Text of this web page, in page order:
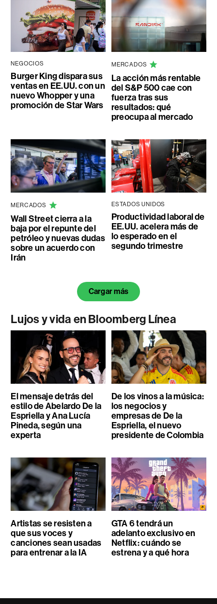
NEGOCIOS
Burger King dispara sus
ventas en EE.UU. con un
nuevo Whopper y una
promoción de Star Wars
MERCADOS
La acción más rentable
del S&P 500 cae con
fuerza tras sus
resultados: qué
preocupa al mercado
MERCADOS
Wall Street cierra a la
baja por el repunte del
petróleo y nuevas dudas
sobre un acuerdo con
Irán
ESTADOS UNIDOS
Productividad laboral de
EE.UU. acelera más de
lo esperado en el
segundo trimestre
Cargar más
Lujos y vida en Bloomberg Línea
El mensaje detrás del
estilo de Abelardo De la
Espriella y Ana Lucía
Pineda, según una
experta
De los vinos a la música:
los negocios y
empresas de De la
Espriella, el nuevo
presidente de Colombia
Artistas se resisten a
que sus voces y
canciones sean usadas
para entrenar a la IA
GTA 6 tendrá un
adelanto exclusivo en
Netflix: cuándo se
estrena y a qué hora